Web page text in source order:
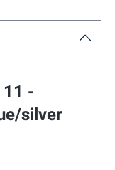
11 -
silver